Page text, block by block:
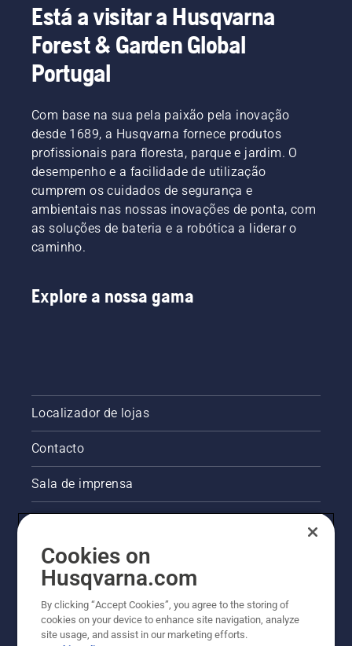
Está a visitar a Husqvarna
Forest & Garden Global
Portugal
Com base na sua pela paixão pela inovação
desde 1689, a Husqvarna fornece produtos
profissionais para floresta, parque e jardim. O
desempenho e a facilidade de utilização
cumprem os cuidados de segurança e
ambientais nas nossas inovações de ponta, com
as soluções de bateria e a robótica a liderar o
caminho.
Explore a nossa gama
Localizador de lojas
Contacto
Sala de imprensa
Outros websites da Husqvarna
A abordagem da Husqvarna à sustentabilidade
Cookies on
Husqvarna.com
By clicking “Accept Cookies”, you agree to the storing of
cookies on your device to enhance site navigation, analyze
site usage, and assist in our marketing efforts.